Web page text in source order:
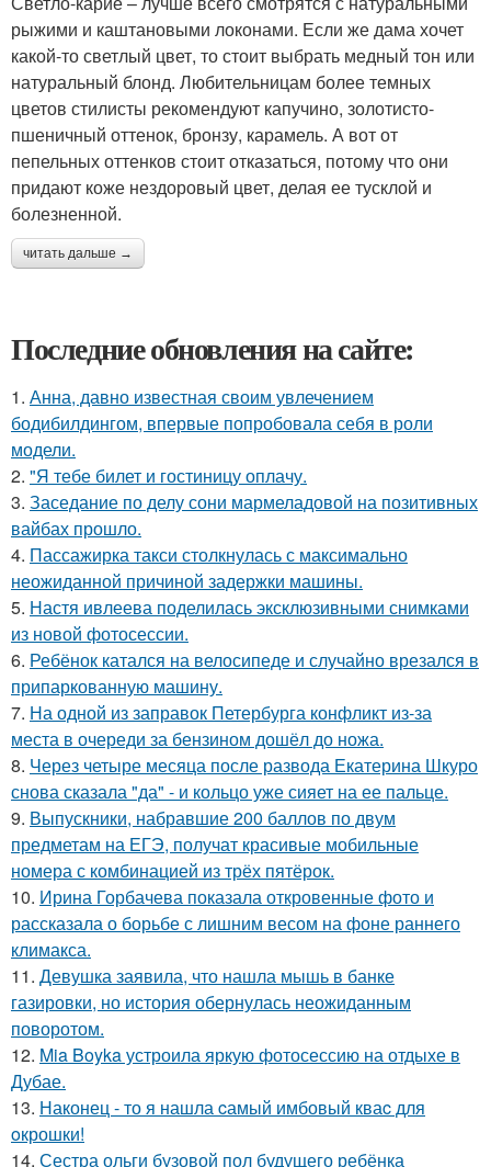
рыжими и каштановыми локонами. Если же дама хочет
какой-то светлый цвет, то стоит выбрать медный тон или
натуральный блонд. Любительницам более темных
цветов стилисты рекомендуют капучино, золотисто-
пшеничный оттенок, бронзу, карамель. А вот от
пепельных оттенков стоит отказаться, потому что они
придают коже нездоровый цвет, делая ее тусклой и
болезненной.
читать дальше →
Последние обновления на сайте:
1. Анна, давно известная своим увлечением
бодибилдингом, впервые попробовала себя в роли
модели.
2. "Я тебе билет и гостиницу оплачу.
3. Заседание по делу сони мармеладовой на позитивных
вайбах прошло.
4. Пассажирка такси столкнулась с максимально
неожиданной причиной задержки машины.
5. Настя ивлеева поделилась эксклюзивными снимками
из новой фотосессии.
6. Ребёнок катался на велосипеде и случайно врезался в
припаркованную машину.
7. На одной из заправок Петербурга конфликт из-за
места в очереди за бензином дошёл до ножа.
8. Через четыре месяца после развода Екатерина Шкуро
снова сказала "да" - и кольцо уже сияет на ее пальце.
9. Выпускники, набравшие 200 баллов по двум
предметам на ЕГЭ, получат красивые мобильные
номера с комбинацией из трёх пятёрок.
10. Ирина Горбачева показала откровенные фото и
рассказала о борьбе с лишним весом на фоне раннего
климакса.
11. Девушка заявила, что нашла мышь в банке
газировки, но история обернулась неожиданным
поворотом.
12. Mia Boyka устроила яркую фотосессию на отдыхе в
Дубае.
13. Наконец - то я нашла cамый имбовый кваc для
oкрошки!
14. Сестра ольги бузовой пол будущего ребёнка